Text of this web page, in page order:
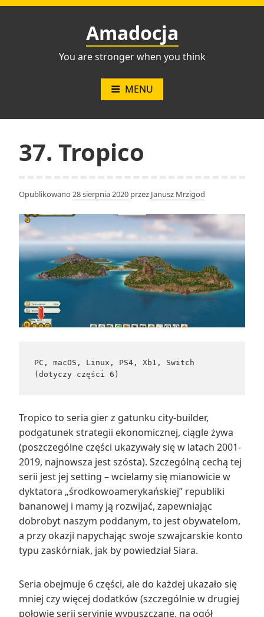
Przejdź
Amadocja
You are stronger when you think
MENU
37. Tropico
Opublikowano 28 sierpnia 2020 przez Janusz Mrzigod
PC, macOS, Linux, PS4, Xb1, Switch
(dotyczy części 6)
Tropico to seria gier z gatunku city-builder,
podgatunek strategii ekonomicznej, ciągle żywa
(poszczególne części ukazywały się w latach 2001-
2019, najnowsza jest szósta). Szczególną cechą tej
serii jest jej setting – wcielamy się mianowicie w
dyktatora „środkowoamerykańskiej” republiki
bananowej i mamy ją rozwijać, zapewniając
dobrobyt naszym poddanym, to jest obywatelom,
a przy okazji napychając swoje szwajcarskie konto
typu zaskórniak, jak by powiedział Siara.
Seria obejmuje 6 części, ale do każdej ukazało się
mniej czy więcej dodatków (szczególnie w drugiej
połowie serii seryjnie wypuszczane, na ogół